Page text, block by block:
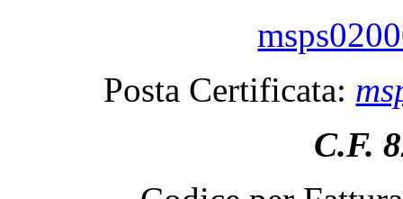
Posta Certificata:
C.F.